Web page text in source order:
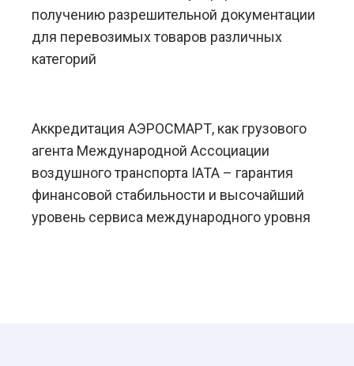
получению разрешительной документации
для перевозимых товаров различных
категорий
Аккредитация АЭРОСМАРТ, как грузового
агента Международной Ассоциации
воздушного транспорта IATA – гарантия
финансовой стабильности и высочайший
уровень сервиса международного уровня